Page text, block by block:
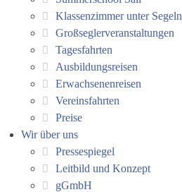
Klassenzimmer unter Segeln
Großseglerveranstaltungen
Tagesfahrten
Ausbildungsreisen
Erwachsenenreisen
Vereinsfahrten
Preise
Wir über uns
Pressespiegel
Leitbild und Konzept
gGmbH